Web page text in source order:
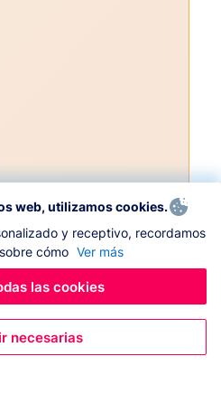
web, utilizamos cookies.
y receptivo, recordamos
cómo Ver más
las cookies
necesarias